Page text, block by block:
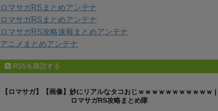
ロマサガRSまとめアンテナ
ロマサガRSまとめアンテナ
ロマサガRS攻略速報まとめアンテナ
アニメまとめアンテナ
RSSを購読する
【ロマサガ】【画像】妙にリアルなタコおじｗｗｗｗｗｗｗｗｗｗｗ |
ロマサガRS攻略まとめ隊